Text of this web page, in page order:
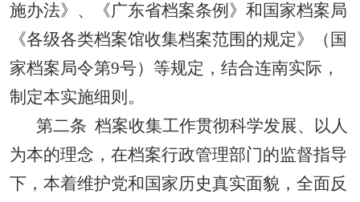
施办法》、《广东省档案条例》和国家档案局
《各级各类档案馆收集档案范围的规定》（国
家档案局令第9号）等规定，结合连南实际，
制定本实施细则。
第二条 档案收集工作贯彻科学发展、以人
为本的理念，在档案行政管理部门的监督指导
下，本着维护党和国家历史真实面貌，全面反